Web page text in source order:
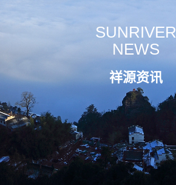
SUNRIVER
NEWS
祥源资讯